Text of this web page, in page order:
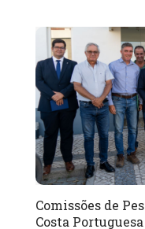
Comissões de
Costa